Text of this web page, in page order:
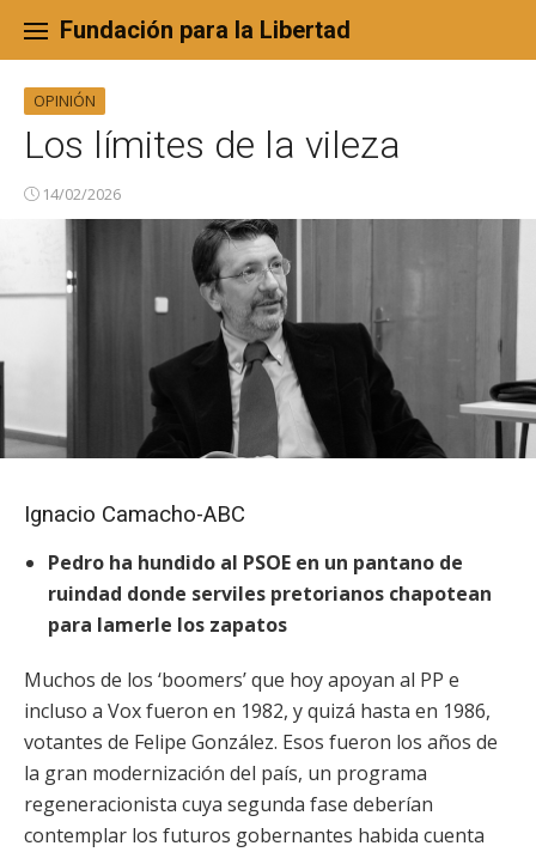
content
Fundación para la Libertad
OPINIÓN
Los límites de la vileza
14/02/2026
Ignacio Camacho-ABC
Pedro ha hundido al PSOE en un pantano de
ruindad donde serviles pretorianos chapotean
para lamerle los zapatos
Muchos de los ‘boomers’ que hoy apoyan al PP e
incluso a Vox fueron en 1982, y quizá hasta en 1986,
votantes de Felipe González. Esos fueron los años de
la gran modernización del país, un programa
regeneracionista cuya segunda fase deberían
contemplar los futuros gobernantes habida cuenta